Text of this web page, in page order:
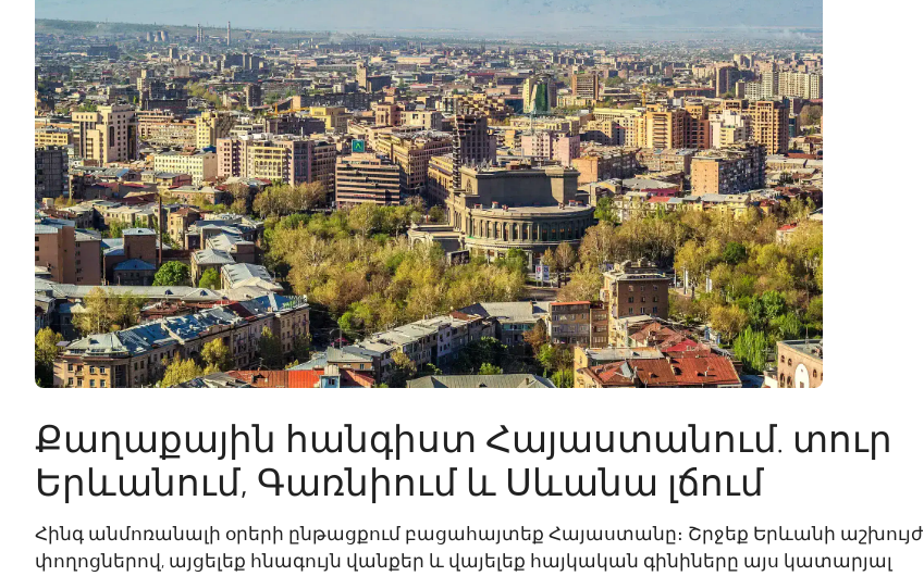
Քաղաքային հանգիստ Հայաստանում. տուր
Երևանում, Գառնիում և Սևանա լճում
Հինգ անմոռանալի օրերի ընթացքում բացահայտեք Հայաստանը։ Շրջեք Երևանի աշխույժ
փողոցներով, այցելեք հնագույն վանքեր և վայելեք հայկական գինիները այս կատարյալ